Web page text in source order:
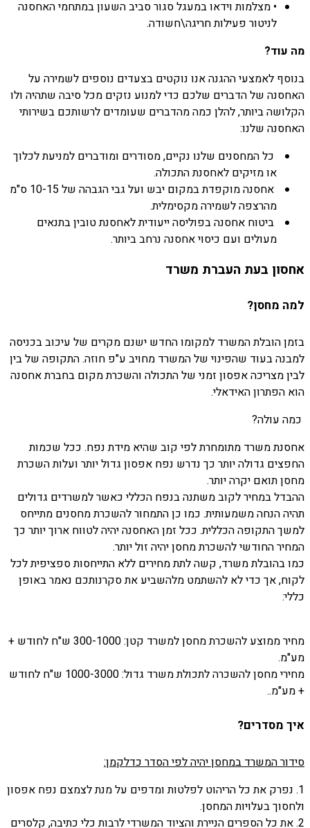
• מצלמות וידאו במעגל סגור סביב השעון במתחמי האחסנה
לניטור פעילות חריגה\חשודה.
מה עוד?
בנוסף לאמצעי ההגנה אנו נוקטים בצעדים נוספים לשמירה על
האחסנה של הדברים שלכם כדי למנוע נזקים מכל סיבה שתהיה ולו
הקלושה ביותר, להלן כמה מהדברים שעומדים לרשותכם בשירותי
האחסנה שלנו:
כל המחסנים שלנו נקיים, מסודרים ומודברים למניעת לכלוך
או מזיקים לאחסנת התכולה.
אחסנה מוקפדת במקום יבש ועל גבי הגבהה של 10-15 ס"מ
מהרצפה לשמירה מקסימלית.
ביטוח אחסנה בפוליסה ייעודית לאחסנת טובין בתנאים
מעולים ועם כיסוי אחסנה נרחב ביותר.
אחסון בעת העברת משרד
למה מחסן?
בזמן הובלת המשרד למקומו החדש ישנם מקרים של עיכוב בכניסה
למבנה בעוד שהפינוי של המשרד מחויב ע"פ חוזה. התקופה של בין
לבין מצריכה אפסון זמני של התכולה והשכרת מקום בחברת אחסנה
הוא הפתרון האידאלי.
כמה עולה?
אחסנת משרד מתומחרת לפי קוב שהיא מידת נפח. ככל שכמות
החפצים גדולה יותר כך נדרש נפח אפסון גדול יותר ועלות השכרת
מחסן תואם יקרה יותר.
ההבדל במחיר לקוב משתנה בנפח הכללי כאשר למשרדים גדולים
תהיה הנחה משמעותית. כמו כן התמחור להשכרת מחסנים מתייחס
למשך התקופה הכללית. ככל זמן האחסנה יהיה לטווח ארוך יותר כך
המחיר החודשי להשכרת מחסן יהיה זול יותר.
כמו בהובלת משרד, קשה לתת מחירים ללא התייחסות ספציפית לכל
לקוח, אך כדי לא להשתמט מלהשביע את סקרנותכם נאמר באופן
כללי:
מחיר ממוצע להשכרת מחסן למשרד קטן: 300-1000 ש"ח לחודש +
מע"מ.
מחירי מחסן להשכרה לתכולת משרד גדול: 1000-3000 ש"ח לחודש
+ מע"מ..
איך מסדרים?
סידור המשרד במחסן יהיה לפי הסדר כדלקמן:
1. נפרק את כל הריהוט לפלטות ומדפים על מנת לצמצם נפח אפסון
ולחסוך בעלויות המחסן.
2. את כל הספרים הניירת והציוד המשרדי לרבות כלי כתיבה, קלסרים